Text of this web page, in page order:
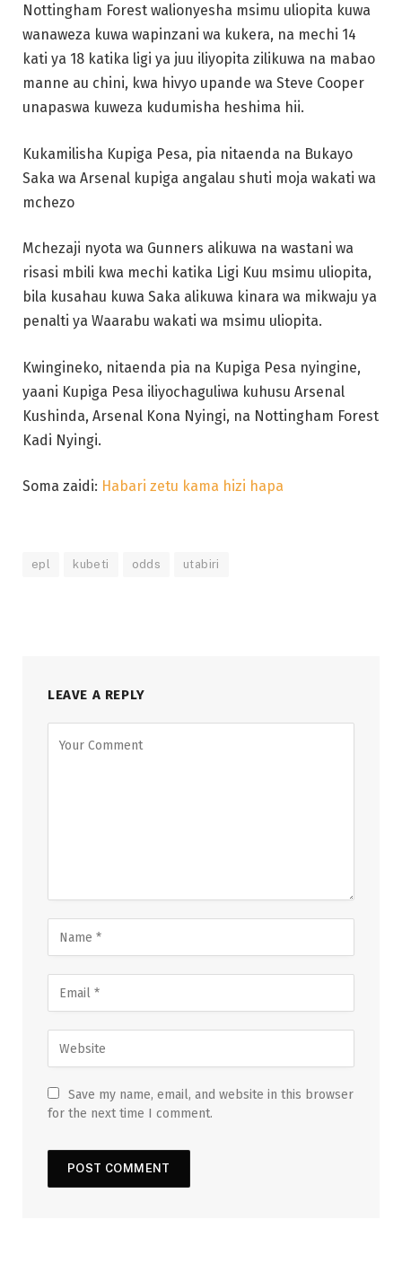
Nottingham Forest walionyesha msimu uliopita kuwa
wanaweza kuwa wapinzani wa kukera, na mechi 14
kati ya 18 katika ligi ya juu iliyopita zilikuwa na mabao
manne au chini, kwa hivyo upande wa Steve Cooper
unapaswa kuweza kudumisha heshima hii.
Kukamilisha Kupiga Pesa, pia nitaenda na Bukayo
Saka wa Arsenal kupiga angalau shuti moja wakati wa
mchezo
Mchezaji nyota wa Gunners alikuwa na wastani wa
risasi mbili kwa mechi katika Ligi Kuu msimu uliopita,
bila kusahau kuwa Saka alikuwa kinara wa mikwaju ya
penalti ya Waarabu wakati wa msimu uliopita.
Kwingineko, nitaenda pia na Kupiga Pesa nyingine,
yaani Kupiga Pesa iliyochaguliwa kuhusu Arsenal
Kushinda, Arsenal Kona Nyingi, na Nottingham Forest
Kadi Nyingi.
Soma zaidi: Habari zetu kama hizi hapa
epl kubeti odds utabiri
LEAVE A REPLY
Save my name, email, and website in this browser
for the next time I comment.